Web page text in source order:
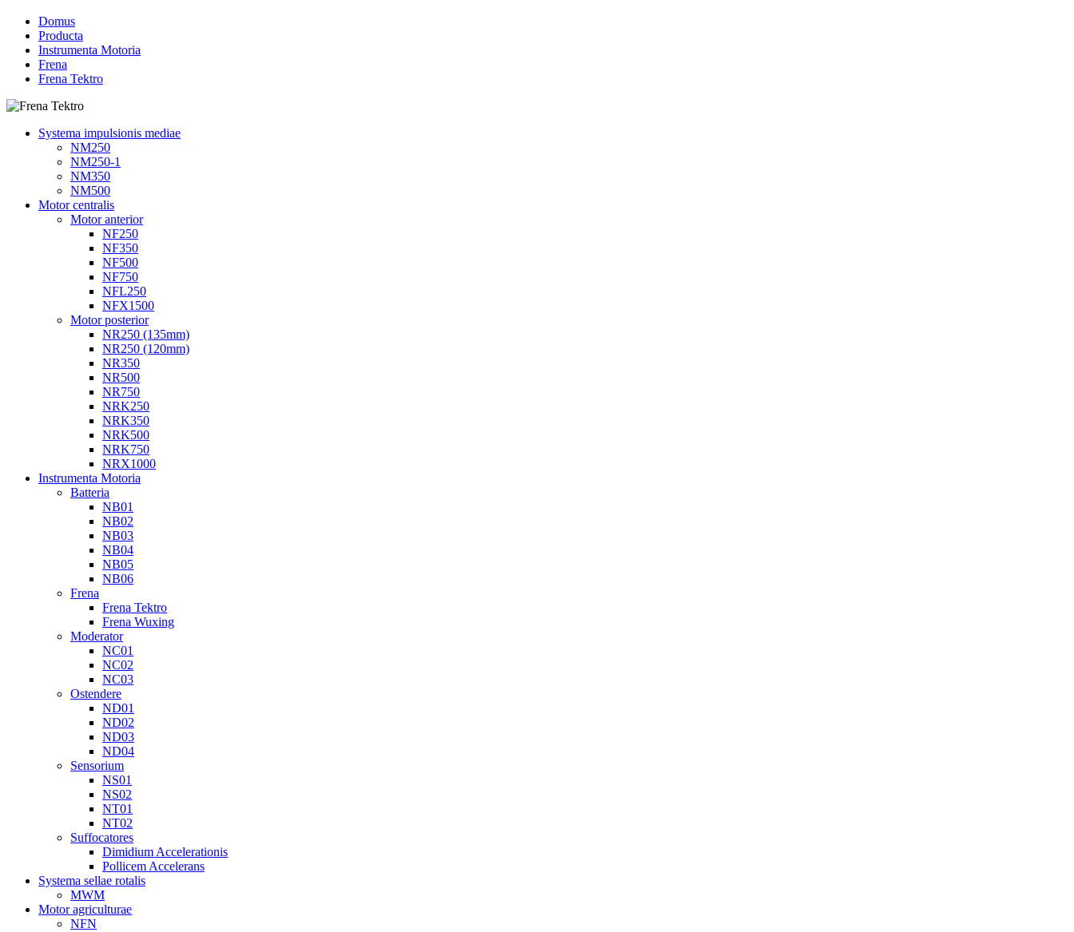
Domus
Producta
Instrumenta Motoria
Frena
Frena Tektro
Systema impulsionis mediae
NM250
NM250-1
NM350
NM500
Motor centralis
Motor anterior
NF250
NF350
NF500
NF750
NFL250
NFX1500
Motor posterior
NR250 (135mm)
NR250 (120mm)
NR350
NR500
NR750
NRK250
NRK350
NRK500
NRK750
NRX1000
Instrumenta Motoria
Batteria
NB01
NB02
NB03
NB04
NB05
NB06
Frena
Frena Tektro
Frena Wuxing
Moderator
NC01
NC02
NC03
Ostendere
ND01
ND02
ND03
ND04
Sensorium
NS01
NS02
NT01
NT02
Suffocatores
Dimidium Accelerationis
Pollicem Accelerans
Systema sellae rotalis
MWM
Motor agriculturae
NFN